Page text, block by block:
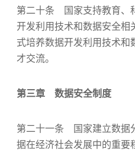
第二十条 国家支持教育、
开发利用技术和数据安全相
式培养数据开发利用技术和
才交流。
第三章 数据安全制度
第二十一条 国家建立数据
据在经济社会发展中的重要